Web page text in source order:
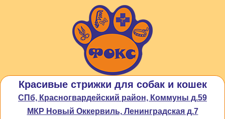
Красивые стрижки для собак и кошек
СПб, Красногвардейский район, Коммуны д.59
МКР Новый Оккервиль, Ленинградская д.7